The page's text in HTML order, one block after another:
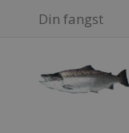
Din fangst